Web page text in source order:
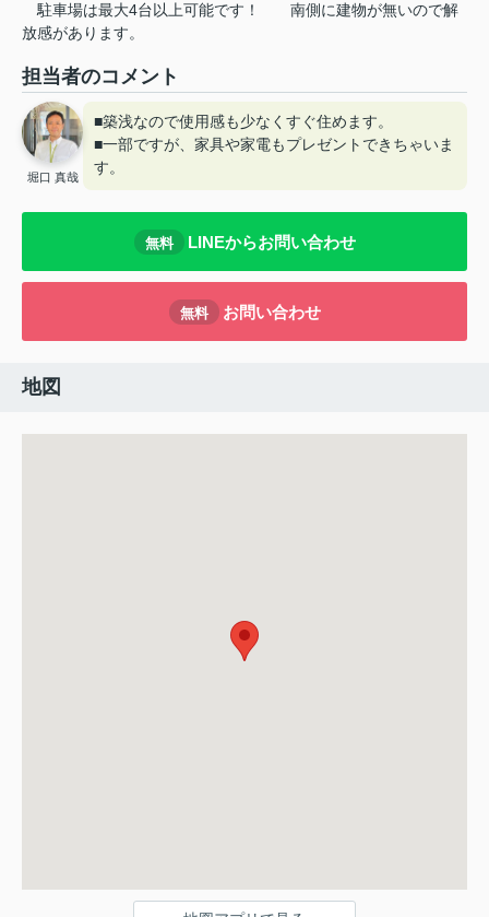
駐車場は最大4台以上可能です！
南側に建物が無いので解
放感があります。
担当者のコメント
堀口 真哉
■築浅なので使用感も少なくすぐ住めます。
■一部ですが、家具や家電もプレゼントできちゃいま
す。
無料 LINEからお問い合わせ
無料 お問い合わせ
地図